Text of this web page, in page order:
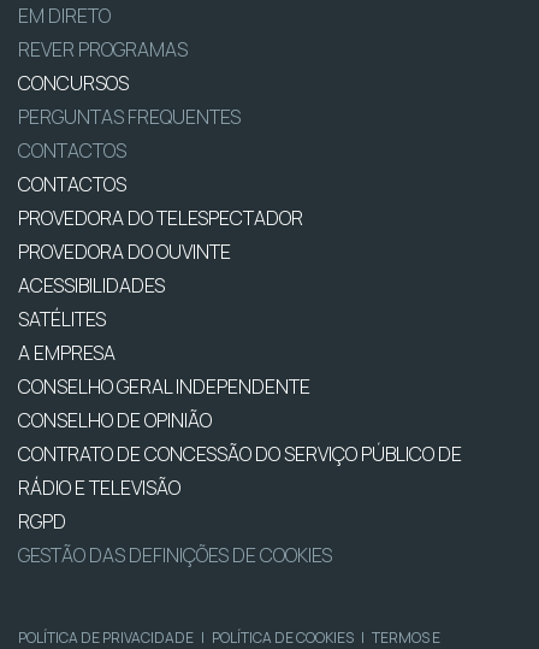
EM DIRETO
REVER PROGRAMAS
CONCURSOS
PERGUNTAS FREQUENTES
CONTACTOS
CONTACTOS
PROVEDORA DO TELESPECTADOR
PROVEDORA DO OUVINTE
ACESSIBILIDADES
SATÉLITES
A EMPRESA
CONSELHO GERAL INDEPENDENTE
CONSELHO DE OPINIÃO
CONTRATO DE CONCESSÃO DO SERVIÇO PÚBLICO DE
RÁDIO E TELEVISÃO
RGPD
GESTÃO DAS DEFINIÇÕES DE COOKIES
POLÍTICA DE PRIVACIDADE | POLÍTICA DE COOKIES | TERMOS E